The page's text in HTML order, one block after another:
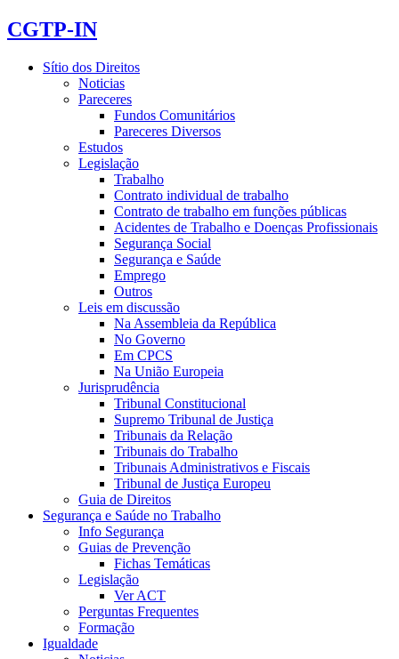
CGTP-IN
Sítio dos Direitos
Noticias
Pareceres
Fundos Comunitários
Pareceres Diversos
Estudos
Legislação
Trabalho
Contrato individual de trabalho
Contrato de trabalho em funções públicas
Acidentes de Trabalho e Doenças Profissionais
Segurança Social
Segurança e Saúde
Emprego
Outros
Leis em discussão
Na Assembleia da República
No Governo
Em CPCS
Na União Europeia
Jurisprudência
Tribunal Constitucional
Supremo Tribunal de Justiça
Tribunais da Relação
Tribunais do Trabalho
Tribunais Administrativos e Fiscais
Tribunal de Justiça Europeu
Guia de Direitos
Segurança e Saúde no Trabalho
Info Segurança
Guias de Prevenção
Fichas Temáticas
Legislação
Ver ACT
Perguntas Frequentes
Formação
Igualdade